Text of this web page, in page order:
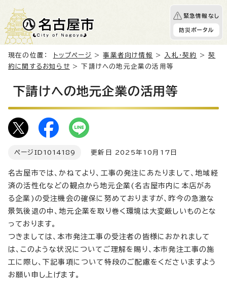
緊急情報なし
防災ポータル
現在の位置： トップページ >事業者向け情報 > 入札・契約 >契
約に関するお知らせ > 下請けへの地元企業の活用等
下請けへの地元企業の活用等
ページID 1014189 更新日 2025年10月17日
名古屋市では、かねてより、工事の発注にあたりまして、地域経
済の活性化などの観点から地元企業(名古屋市内に本店があ
る企業)の受注機会の確保に努めておりますが、昨今の急激な
景気後退の中、地元企業を取り巻く環境は大変厳しいものとな
っております。
つきましては、本市発注工事の受注者の皆様におかれまして
は、このような状況についてご理解を賜り、本市発注工事の施
工に際し、下記事項について特段のご配慮をくださいますよう
お願い申し上げます。